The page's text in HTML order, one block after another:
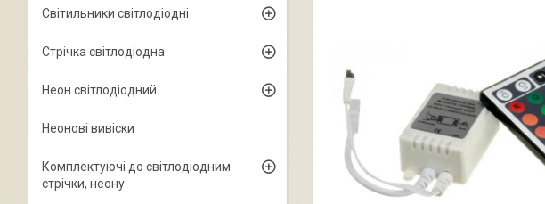
Світильники світлодіодні
Стрічка світлодіодна
Неон світлодіодний
Неонові вивіски
Комплектуючі до світлодіодним
стрічки, неону